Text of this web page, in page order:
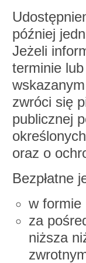
później
Jeżeli
terminie
zwróci się
publicznej
oraz o
Bezpłatne
w formie
za
niższa